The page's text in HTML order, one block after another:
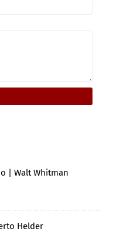
| Walt Whitman
Helder